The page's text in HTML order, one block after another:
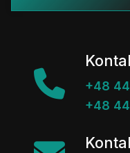
+48 44
+48